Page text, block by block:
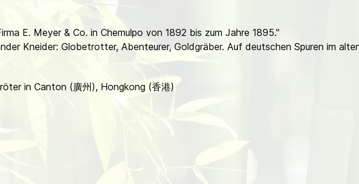
E. Meyer & Co. in Chemulpo von 1892 bis zum Jahre 1895."
Kneider: Globetrotter, Abenteurer, Goldgräber. Auf deutschen Spuren im
in Canton (廣州), Hongkong (香港)